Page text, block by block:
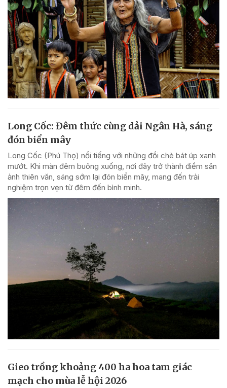
Long Cốc: Đêm thức cùng dải Ngân Hà, sáng
đón biển mây
Long Cốc (Phú Thọ) nổi tiếng với những đồi chè bát úp xanh
mướt. Khi màn đêm buông xuống, nơi đây trở thành điểm săn
ảnh thiên văn, sáng sớm lại đón biển mây, mang đến trải
nghiệm trọn vẹn từ đêm đến bình minh.
Gieo trồng khoảng 400 ha hoa tam giác
mạch cho mùa lễ hội 2026